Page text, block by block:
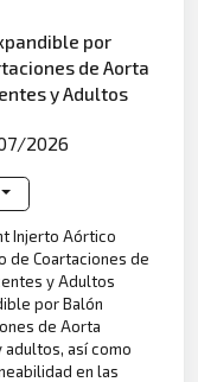
por
de Aorta
y Adultos
2026
Injerto Aórtico
de Coartaciones de
y Adultos
por Balón
de Aorta
así como
en las